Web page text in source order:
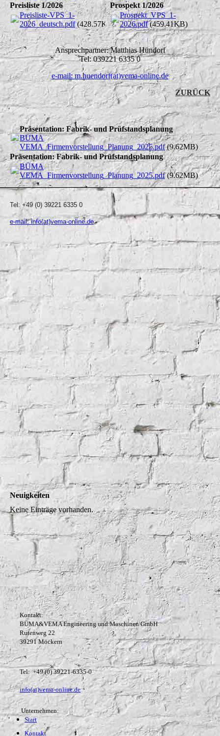
Preisliste 1/2026
Preisliste-VPS_1-
2026_deutsch.pdf(428.57KB)
Prospekt 1/2026
Prospekt_VPS_1-
2026.pdf(459.41KB)
Ansprechpartner: Matthias Hündorf
Tel: 039221 6335 0
e-mail: m.huendorf(at)vema-online.de
ZURÜCK
Präsentation: Fabrik- und Prüfstandsplanung
BÜMA
VEMA_Firmenvorstellung_Planung_2025.pdf(9.62MB)
Präsentation: Fabrik- und Prüfstandsplanung
BÜMA
VEMA_Firmenvorstellung_Planung_2025.pdf(9.62MB)
Tel: +49 (0) 39221 6335 0
e-mail: info(at)vema-online.de
Neuigkeiten
Keine Einträge vorhanden.
Kontakt:
BÜMA&VEMA Engineering und Maschinen GmbH
Rutenweg 22
39291 Möckern
Tel: +49 (0) 39221-6335-0
info(at)vema-online.de
Unternehmen:
Start
Kontakt